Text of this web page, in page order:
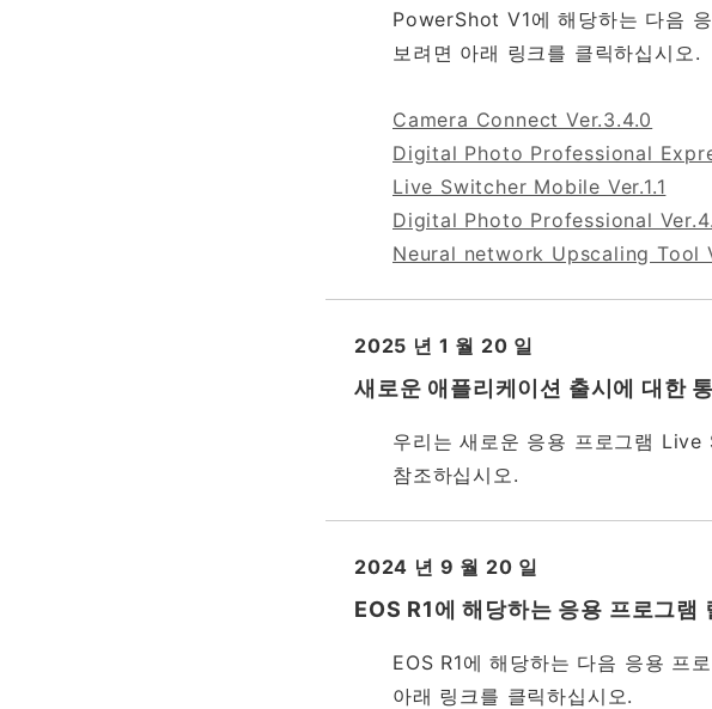
PowerShot V1에 해당하는 다음
보려면 아래 링크를 클릭하십시오.
Camera Connect Ver.3.4.0
Digital Photo Professional
Live Switcher Mobile Ver.1.1
Digital Photo Professional
Neural network Upscaling Tool
2025 년 1 월 20 일
새로운 애플리케이션 출시에 대
우리는 새로운 응용 프로그램
참조하십시오.
2024 년 9 월 20 일
EOS R1에 해당하는 응용 프로그램
EOS R1에 해당하는 다음 응용 프
아래 링크를 클릭하십시오.